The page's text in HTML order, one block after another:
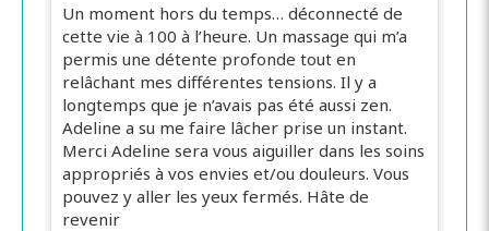
Un moment hors du temps… déconnecté de
cette vie à 100 à l’heure. Un massage qui m’a
permis une détente profonde tout en
relâchant mes différentes tensions. Il y a
longtemps que je n’avais pas été aussi zen.
Adeline a su me faire lâcher prise un instant.
Merci Adeline sera vous aiguiller dans les soins
appropriés à vos envies et/ou douleurs. Vous
pouvez y aller les yeux fermés. Hâte de
revenir